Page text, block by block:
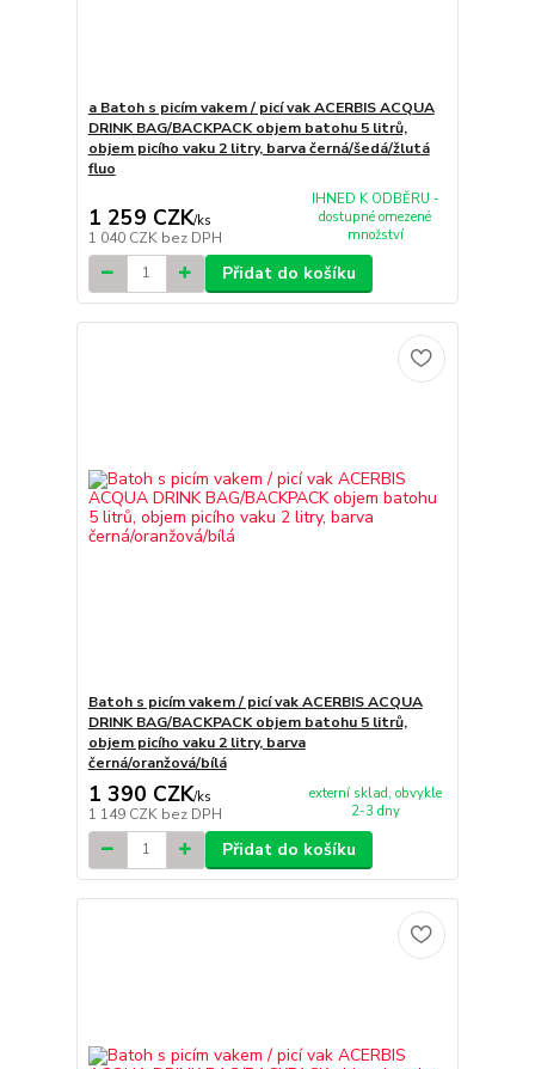
a Batoh s picím vakem / picí vak ACERBIS ACQUA
DRINK BAG/BACKPACK objem batohu 5 litrů,
objem picího vaku 2 litry, barva černá/šedá/žlutá
fluo
1 259 CZK/ks
1 040 CZK bez DPH
IHNED K ODBĚRU -
dostupné omezené
množství
Přidat do košíku
Batoh s picím vakem / picí vak ACERBIS ACQUA
DRINK BAG/BACKPACK objem batohu 5 litrů,
objem picího vaku 2 litry, barva
černá/oranžová/bílá
1 390 CZK/ks
1 149 CZK bez DPH
externí sklad, obvykle
2-3 dny
Přidat do košíku